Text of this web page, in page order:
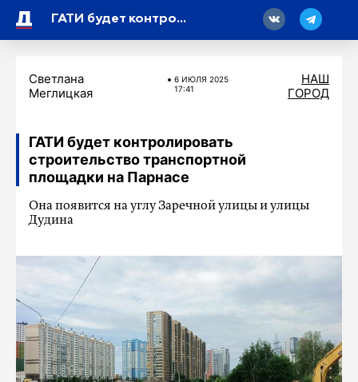
ГАТИ будет контролировать строительство транспортной площадки на Парнасе
Светлана
Меглицкая
6 ИЮЛЯ 2025
17:41
НАШ
ГОРОД
ГАТИ будет контролировать
строительство транспортной
площадки на Парнасе
Она появится на углу Заречной улицы и улицы
Дудина